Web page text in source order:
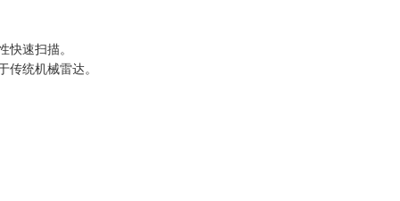
快速扫描。
传统机械雷达。